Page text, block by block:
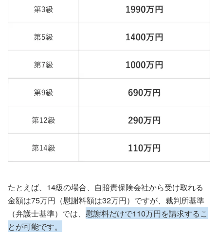
たとえば、14級の場合、自賠責保険会社から受け取れる
金額は75万円（慰謝料額は32万円）ですが、裁判所基準
（弁護士基準）では、 慰謝料だけで110万円を請求するこ
とが可能です。